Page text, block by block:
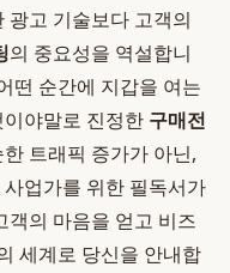
광고 기술보다 고객의
의 중요성을 역설합니
떤 순간에 지갑을 여는
야말로 진정한 구매전
트래픽 증가가 아닌,
업가를 위한 필독서가
객의 마음을 얻고 비즈
세계로 당신을 안내합